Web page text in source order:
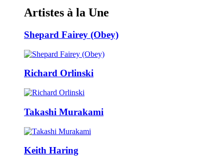
Artistes à la Une
Shepard Fairey (Obey)
Richard Orlinski
Takashi Murakami
Keith Haring